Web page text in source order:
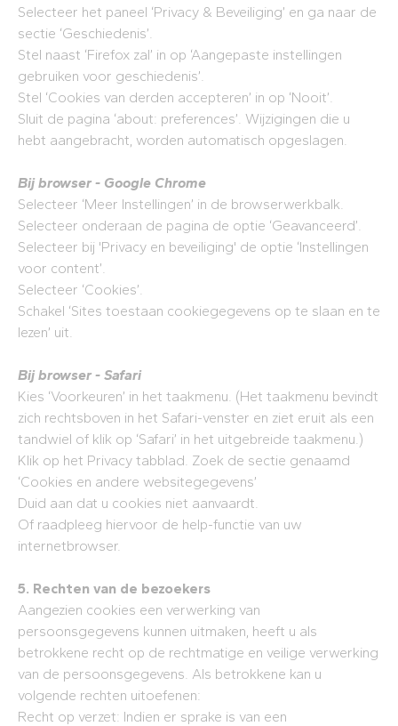
Selecteer het paneel ‘Privacy & Beveiliging’ en ga naar de
sectie ‘Geschiedenis’.
Stel naast ‘Firefox zal’ in op ‘Aangepaste instellingen
gebruiken voor geschiedenis’.
Stel ‘Cookies van derden accepteren’ in op ‘Nooit’.
Sluit de pagina ‘about: preferences’. Wijzigingen die u
hebt aangebracht, worden automatisch opgeslagen.
Bij browser - Google Chrome
Selecteer ‘Meer Instellingen’ in de browserwerkbalk.
Selecteer onderaan de pagina de optie ‘Geavanceerd’.
Selecteer bij 'Privacy en beveiliging' de optie ‘Instellingen
voor content’.
Selecteer ‘Cookies’.
Schakel ‘Sites toestaan cookiegegevens op te slaan en te
lezen’ uit.
Bij browser - Safari
Kies ‘Voorkeuren’ in het taakmenu. (Het taakmenu bevindt
zich rechtsboven in het Safari-venster en ziet eruit als een
tandwiel of klik op ‘Safari’ in het uitgebreide taakmenu.)
Klik op het Privacy tabblad. Zoek de sectie genaamd
‘Cookies en andere websitegegevens’
Duid aan dat u cookies niet aanvaardt.
Of raadpleeg hiervoor de help-functie van uw
internetbrowser.
5. Rechten van de bezoekers
Aangezien cookies een verwerking van
persoonsgegevens kunnen uitmaken, heeft u als
betrokkene recht op de rechtmatige en veilige verwerking
van de persoonsgegevens. Als betrokkene kan u
volgende rechten uitoefenen:
Recht op verzet: Indien er sprake is van een